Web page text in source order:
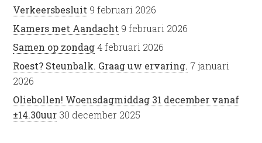
Verkeersbesluit 9 februari 2026
Kamers met Aandacht 9 februari 2026
Samen op zondag 4 februari 2026
Roest? Steunbalk. Graag uw ervaring. 7 januari
2026
Oliebollen! Woensdagmiddag 31 december vanaf
±14.30uur 30 december 2025